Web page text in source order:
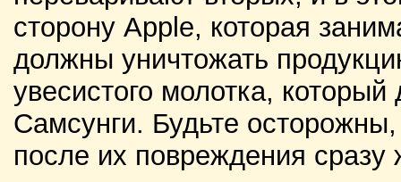
сторону Apple, которая
должны уничтожать
увесистого молотка,
Самсунги. Будьте
после их повреждения сразу